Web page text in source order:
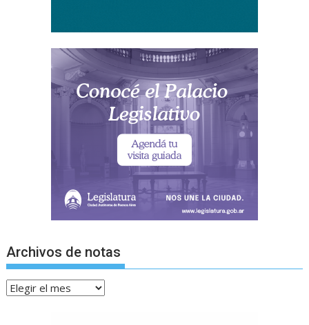
Archivos de notas
Archivos